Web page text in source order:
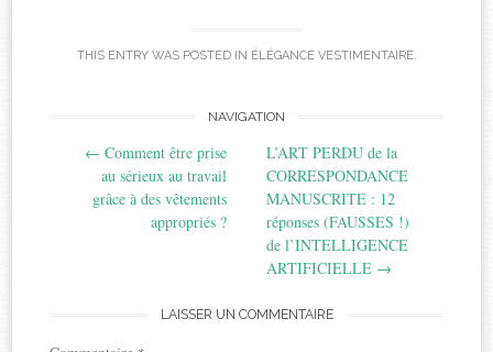
THIS ENTRY WAS POSTED IN ÉLÉGANCE VESTIMENTAIRE.
navigation
NAVIGATION
← Comment être prise
au sérieux au travail
grâce à des vêtements
appropriés ?
L’ART PERDU de la
CORRESPONDANCE
MANUSCRITE : 12
réponses (FAUSSES !)
de l’INTELLIGENCE
ARTIFICIELLE →
LAISSER UN COMMENTAIRE